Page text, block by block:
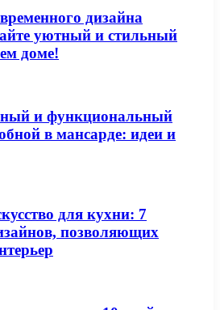
дизайна
уютный и стильный
доме!
и функциональный
в мансарде: идеи и
для кухни: 7
позволяющих